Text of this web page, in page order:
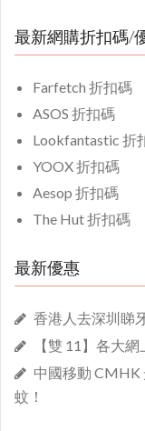
最新網購折扣碼/
Farfetch 折扣碼
ASOS 折扣碼
Lookfantastic 折
YOOX 折扣碼
Aesop 折扣碼
The Hut 折扣碼
最新優惠
香港人去深圳睇
【雙 11】各大
中國移動 CMHK
蚊！